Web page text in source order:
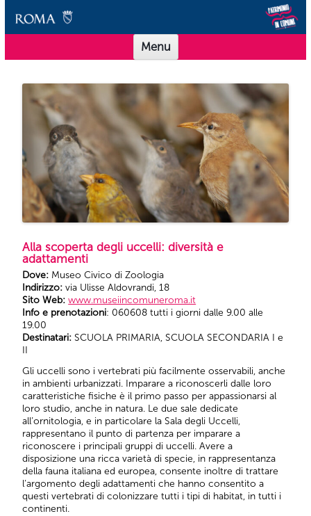
Scuole Musei in Comune Roma
Offerta didattica per le scuole dei Musei in Comune Roma
Menu
Vai al contenuto
Alla scoperta degli uccelli: diversità e
adattamenti
Dove: Museo Civico di Zoologia
Indirizzo:via Ulisse Aldovrandi, 18
Sito Web:www.museiincomuneroma.it
Info e prenotazioni: 060608 tutti i giorni dalle 9.00 alle
19.00
Destinatari: SCUOLA PRIMARIA, SCUOLA SECONDARIA I e
II
Gli uccelli sono i vertebrati più facilmente osservabili, anche
in ambienti urbanizzati. Imparare a riconoscerli dalle loro
caratteristiche fisiche è il primo passo per appassionarsi al
loro studio, anche in natura. Le due sale dedicate
all’ornitologia, e in particolare la Sala degli Uccelli,
rappresentano il punto di partenza per imparare a
riconoscere i principali gruppi di uccelli. Avere a
disposizione una ricca varietà di specie, in rappresentanza
della fauna italiana ed europea, consente inoltre di trattare
l’argomento degli adattamenti che hanno consentito a
questi vertebrati di colonizzare tutti i tipi di habitat, in tutti i
continenti.